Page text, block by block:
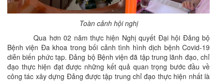
Toàn cảnh hội nghị
Qua hơn 02 năm thực hiện Nghị quyết Đại hội Đảng bộ
Bệnh viện Đa khoa trong bối cảnh tình hình dịch bệnh Covid-19
diễn biến phức tạp. Đảng bộ Bệnh viện đã tập trung lãnh đạo, chỉ
đạo thực hiện đạt được những kết quả quan trọng bước đầu về
công tác xây dựng Đảng được tập trung chỉ đạo thực hiện nhất là